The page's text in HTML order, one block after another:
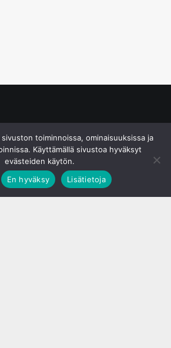
toiminnoissa, ominaisuuksissa ja
Käyttämällä sivustoa hyväksyt
evästeiden käytön.
En hyväksy Lisätietoja